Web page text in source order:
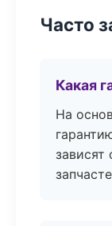
Часто
Какая
На
зависят